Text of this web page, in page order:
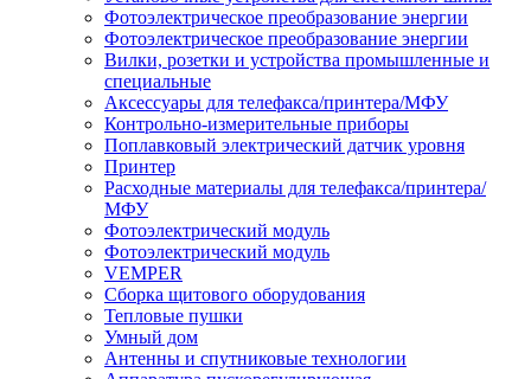
Фотоэлектрическое преобразование энергии
Фотоэлектрическое преобразование энергии
Вилки, розетки и устройства промышленные и
специальные
Аксессуары для телефакса/принтера/МФУ
Контрольно-измерительные приборы
Поплавковый электрический датчик уровня
Принтер
Расходные материалы для телефакса/принтера/
МФУ
Фотоэлектрический модуль
Фотоэлектрический модуль
VEMPER
Сборка щитового оборудования
Тепловые пушки
Умный дом
Антенны и спутниковые технологии